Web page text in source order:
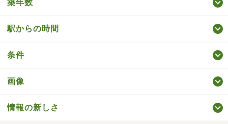
築年数
駅からの時間
条件
画像
情報の新しさ